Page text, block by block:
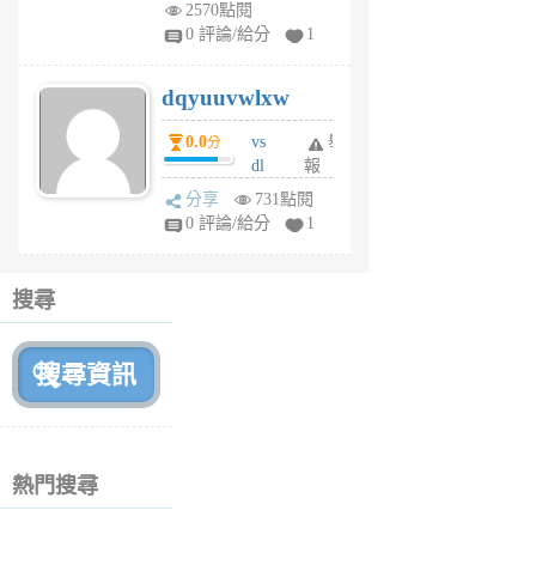
tu
6
個
月
前
2570點閱
0 評論/給分
1
dqyuuvwlxw
0.0分
vs
dl
sq
fy
舉
報
分享
731點閱
0 評論/給分
1
搜尋
熱門搜尋